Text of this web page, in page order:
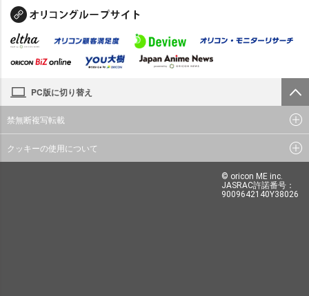
PC版に切り替え
禁無断複写転載
クッキーの使用について
© oricon ME inc.
JASRAC許諾番号：
9009642140Y38026